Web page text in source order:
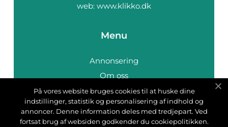
web: www.klikko.dk
Menu
Annonsering
Om oss
Cookies
Kontakta oss
Sitemap
På vores website bruges cookies til at huske dine
indstillinger, statistik og personalisering af indhold og
annoncer. Denne information deles med tredjepart. Ved
fortsat brug af websiden godkender du cookiepolitikken.